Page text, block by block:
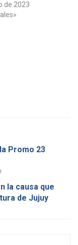
de 2023
Promo 23
la causa que
de Jujuy